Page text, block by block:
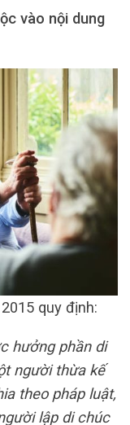
vào nội dung
quy định:
hưởng phần di
người thừa kế
theo pháp luật,
lập di chúc